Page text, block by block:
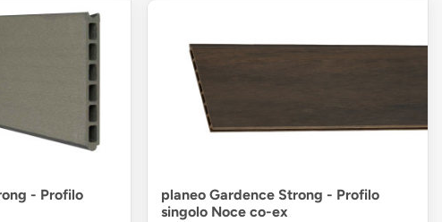
- Profilo
planeo Gardence Strong - Profilo
singolo Noce co-ex